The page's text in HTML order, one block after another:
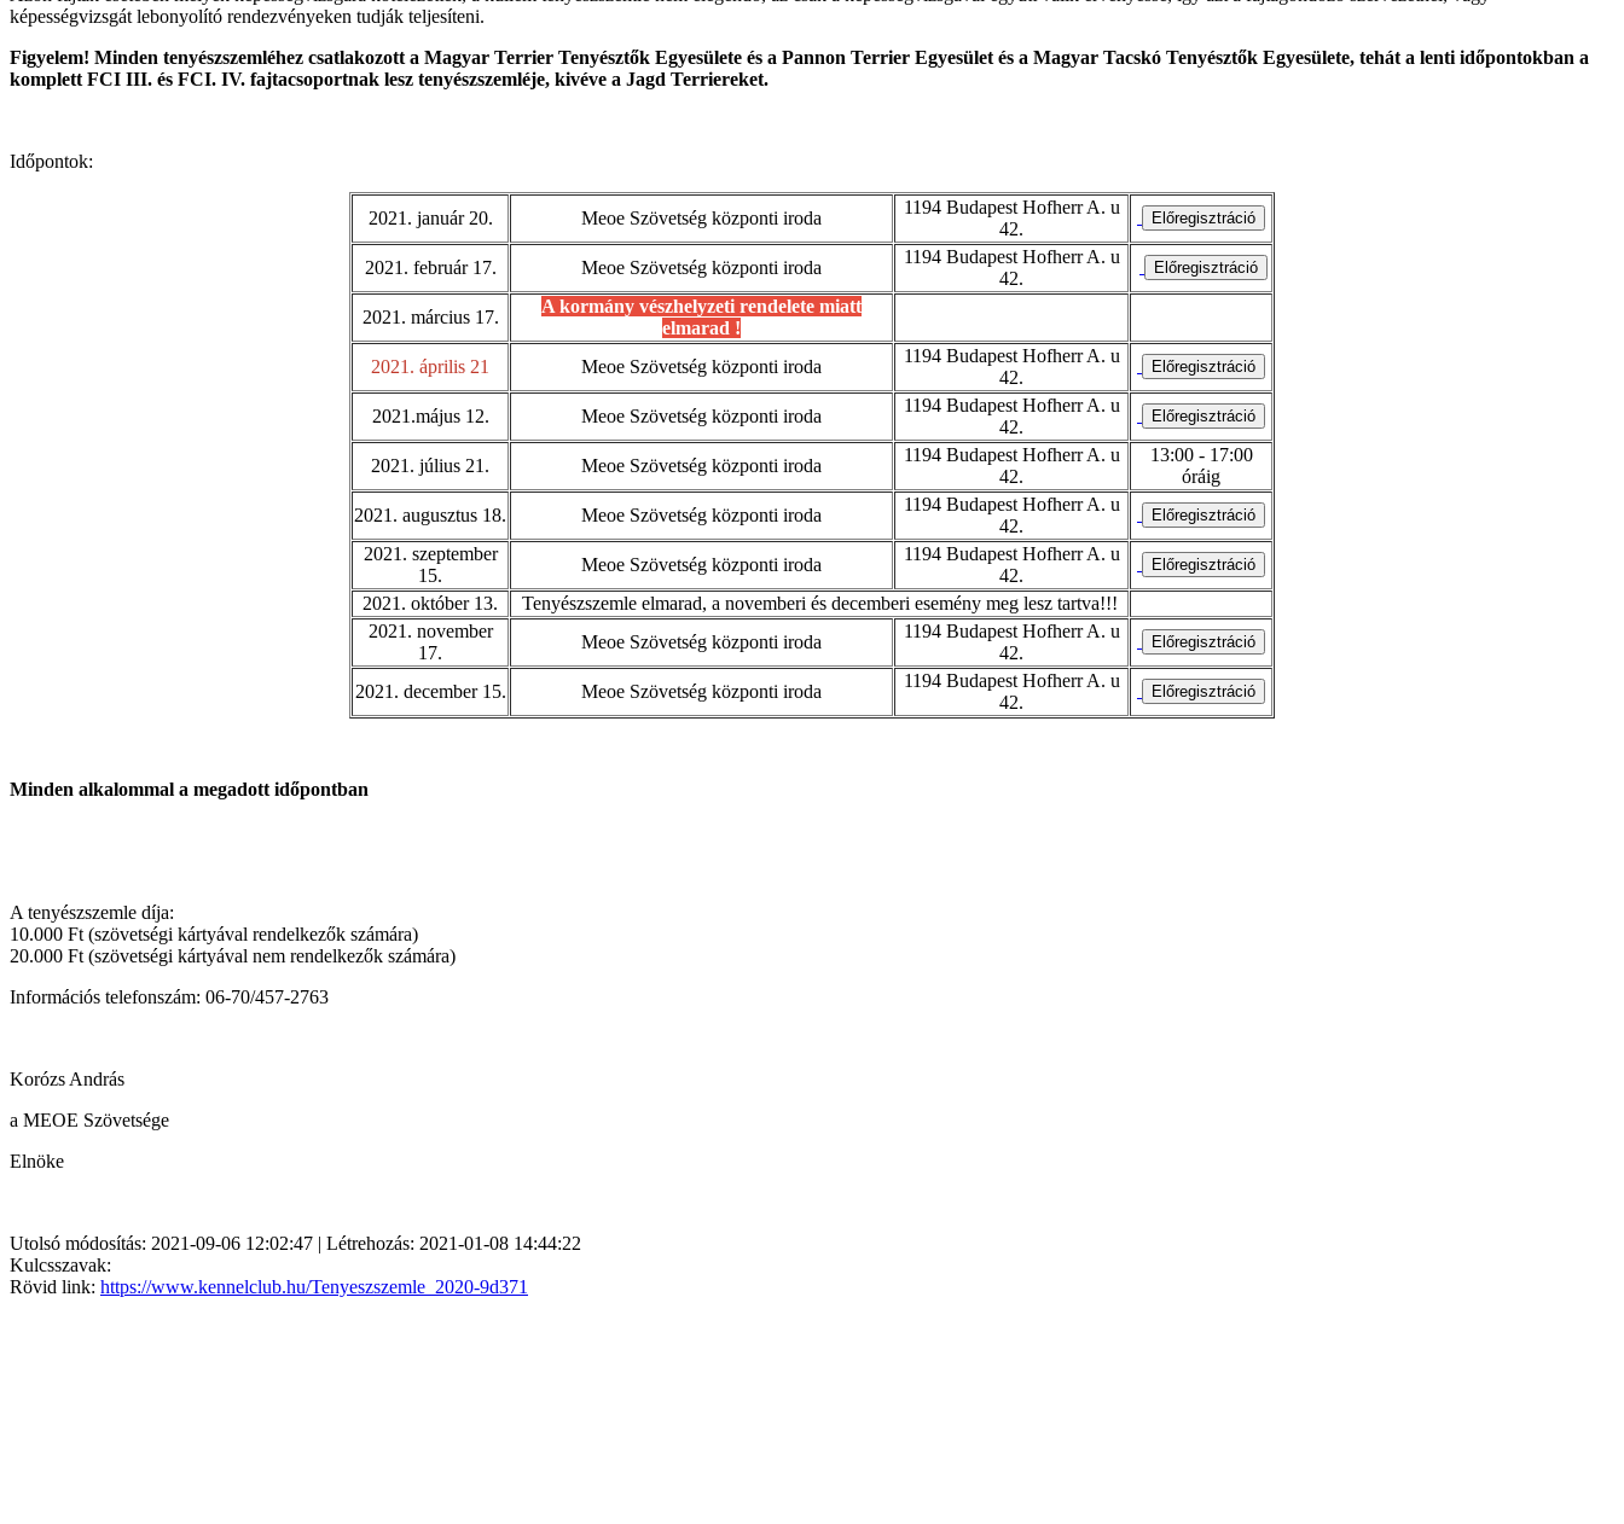
képességvizsgát lebonyolító rendezvényeken tudják teljesíteni.
Figyelem! Minden tenyészszemléhez csatlakozott a Magyar Terrier Tenyésztők Egyesülete és a Pannon Terrier Egyesület és a Magyar Tacskó Tenyésztők Egyesülete, tehát a lenti időpontokban a
komplett FCI III. és FCI. IV. fajtacsoportnak lesz tenyészszemléje, kivéve a Jagd Terriereket.
Időpontok:
2021. január 20. Meoe Szövetség központi iroda
1194 Budapest Hofherr A. u
42.
2021. február 17.
Meoe Szövetség központi iroda
1194 Budapest Hofherr A. u
42.
2021. március 17.
A kormány vészhelyzeti rendelete miatt
elmarad !
2021. április 21
Meoe Szövetség központi iroda
1194 Budapest Hofherr A. u
42.
2021.május 12.
Meoe Szövetség központi iroda
1194 Budapest Hofherr A. u
42.
2021. július 21.
Meoe Szövetség központi iroda
1194 Budapest Hofherr A. u
42.
13:00 - 17:00
óráig
2021. augusztus 18.
Meoe Szövetség központi iroda
1194 Budapest Hofherr A. u
42.
2021. szeptember
15.
Meoe Szövetség központi iroda
1194 Budapest Hofherr A. u
42.
2021. október 13.
Tenyészszemle elmarad, a novemberi és decemberi esemény meg lesz tartva!!!
2021. november
17.
Meoe Szövetség központi iroda
1194 Budapest Hofherr A. u
42.
2021. december 15.
Meoe Szövetség központi iroda
1194 Budapest Hofherr A. u
42.
Minden alkalommal a megadott időpontban
A tenyészszemle díja:
10.000 Ft (szövetségi kártyával rendelkezők számára)
20.000 Ft (szövetségi kártyával nem rendelkezők számára)
Információs telefonszám: 06-70/457-2763
Korózs András
a MEOE Szövetsége
Elnöke
Utolsó módosítás: 2021-09-06 12:02:47 | Létrehozás: 2021-01-08 14:44:22
Kulcsszavak:
Rövid link: https://www.kennelclub.hu/Tenyeszszemle_2020-9d371